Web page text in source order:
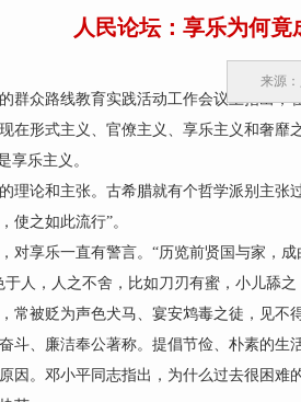
人民论坛：享乐为何竟
来源
众路线教育实践活动工作会议上指出，
在形式主义、官僚主义、享乐主义和奢靡
乐主义。
论和主张。古希腊就有个哲学派别主张
使之如此流行”。
享乐一直有警言。“历览前贤国与家，成
于人，人之不舍，比如刀刃有蜜，小儿舔
常被贬为声色犬马、宴安鸩毒之徒，见不
、廉洁奉公著称。提倡节俭、朴素的生
因。邓小平同志指出，为什么过去很困难